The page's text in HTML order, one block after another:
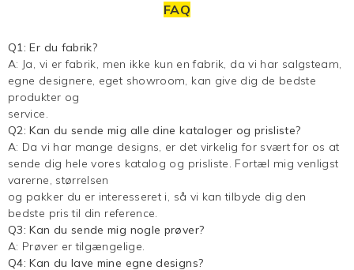
FAQ
Q1: Er du fabrik?
A: Ja, vi er fabrik, men ikke kun en fabrik, da vi har salgsteam,
egne designere, eget showroom, kan give dig de bedste
produkter og
service.
Q2: Kan du sende mig alle dine kataloger og prisliste?
A: Da vi har mange designs, er det virkelig for svært for os at
sende dig hele vores katalog og prisliste. Fortæl mig venligst
varerne, størrelsen
og pakker du er interesseret i, så vi kan tilbyde dig den
bedste pris til din reference.
Q3: Kan du sende mig nogle prøver?
A: Prøver er tilgængelige.
Q4: Kan du lave mine egne designs?